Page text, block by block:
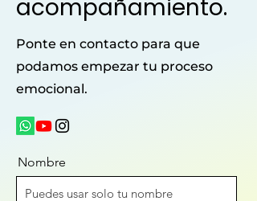
acompañamiento.
Ponte en contacto para que
podamos empezar tu proceso
emocional.
Nombre